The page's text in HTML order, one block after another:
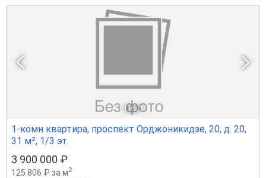
1 из 1
1-комн квартира, проспект Орджоникидзе, 20, д. 20,
31 м², 1/3 эт.
3 900 000 ₽
125 806 ₽ за м2